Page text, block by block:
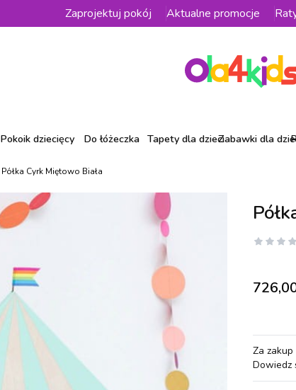
Zaprojektuj pokój Aktualne promocje
Pokoik dziecięcy Do łóżeczka Tapety dla dzieciZabawki dla
Półka Cyrk Miętowo Biała
Cena
Za
Dowiedz